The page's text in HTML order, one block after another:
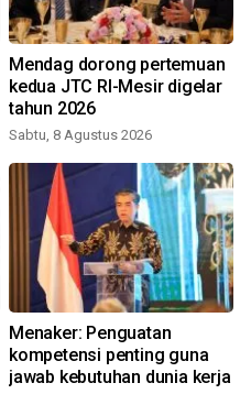
Mendag dorong pertemuan
kedua JTC RI-Mesir digelar
tahun 2026
Sabtu, 8 Agustus 2026
Menaker: Penguatan
kompetensi penting guna
jawab kebutuhan dunia kerja